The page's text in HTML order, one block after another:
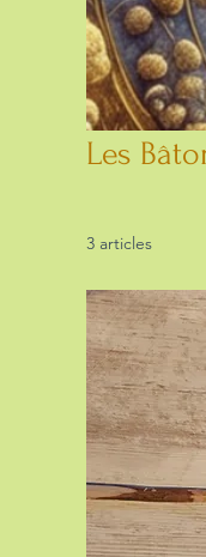
Les
3 articles